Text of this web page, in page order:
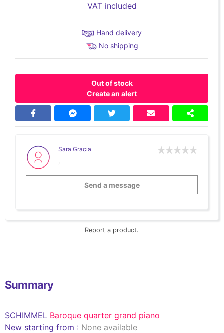
VAT included
Hand delivery
No shipping
Out of stock
Create an alert
Sara Gracia
,
Send a message
Report a product.
Summary
SCHIMMEL Baroque quarter grand piano
New starting from : None available